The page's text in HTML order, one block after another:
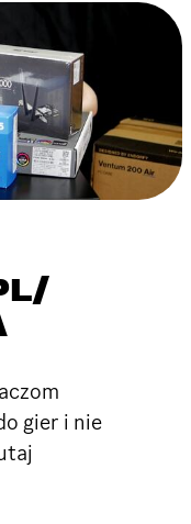
gier i nie